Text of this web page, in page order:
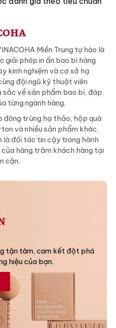
Miền Trung tự hào là
giải pháp in ấn bao bì hàng
kinh nghiệm và cơ sở hạ
đội ngũ kỹ thuật viên
sắc về sản phẩm bao bì, đáp
từng ngành hàng.
đông trùng hạ thảo, hộp quà
và nhiều sản phẩm khác,
là đối tác tin cậy trong hành
hàng trăm khách hàng tại
cận.
tận tâm, cam kết đột phá
hiệu của bạn.